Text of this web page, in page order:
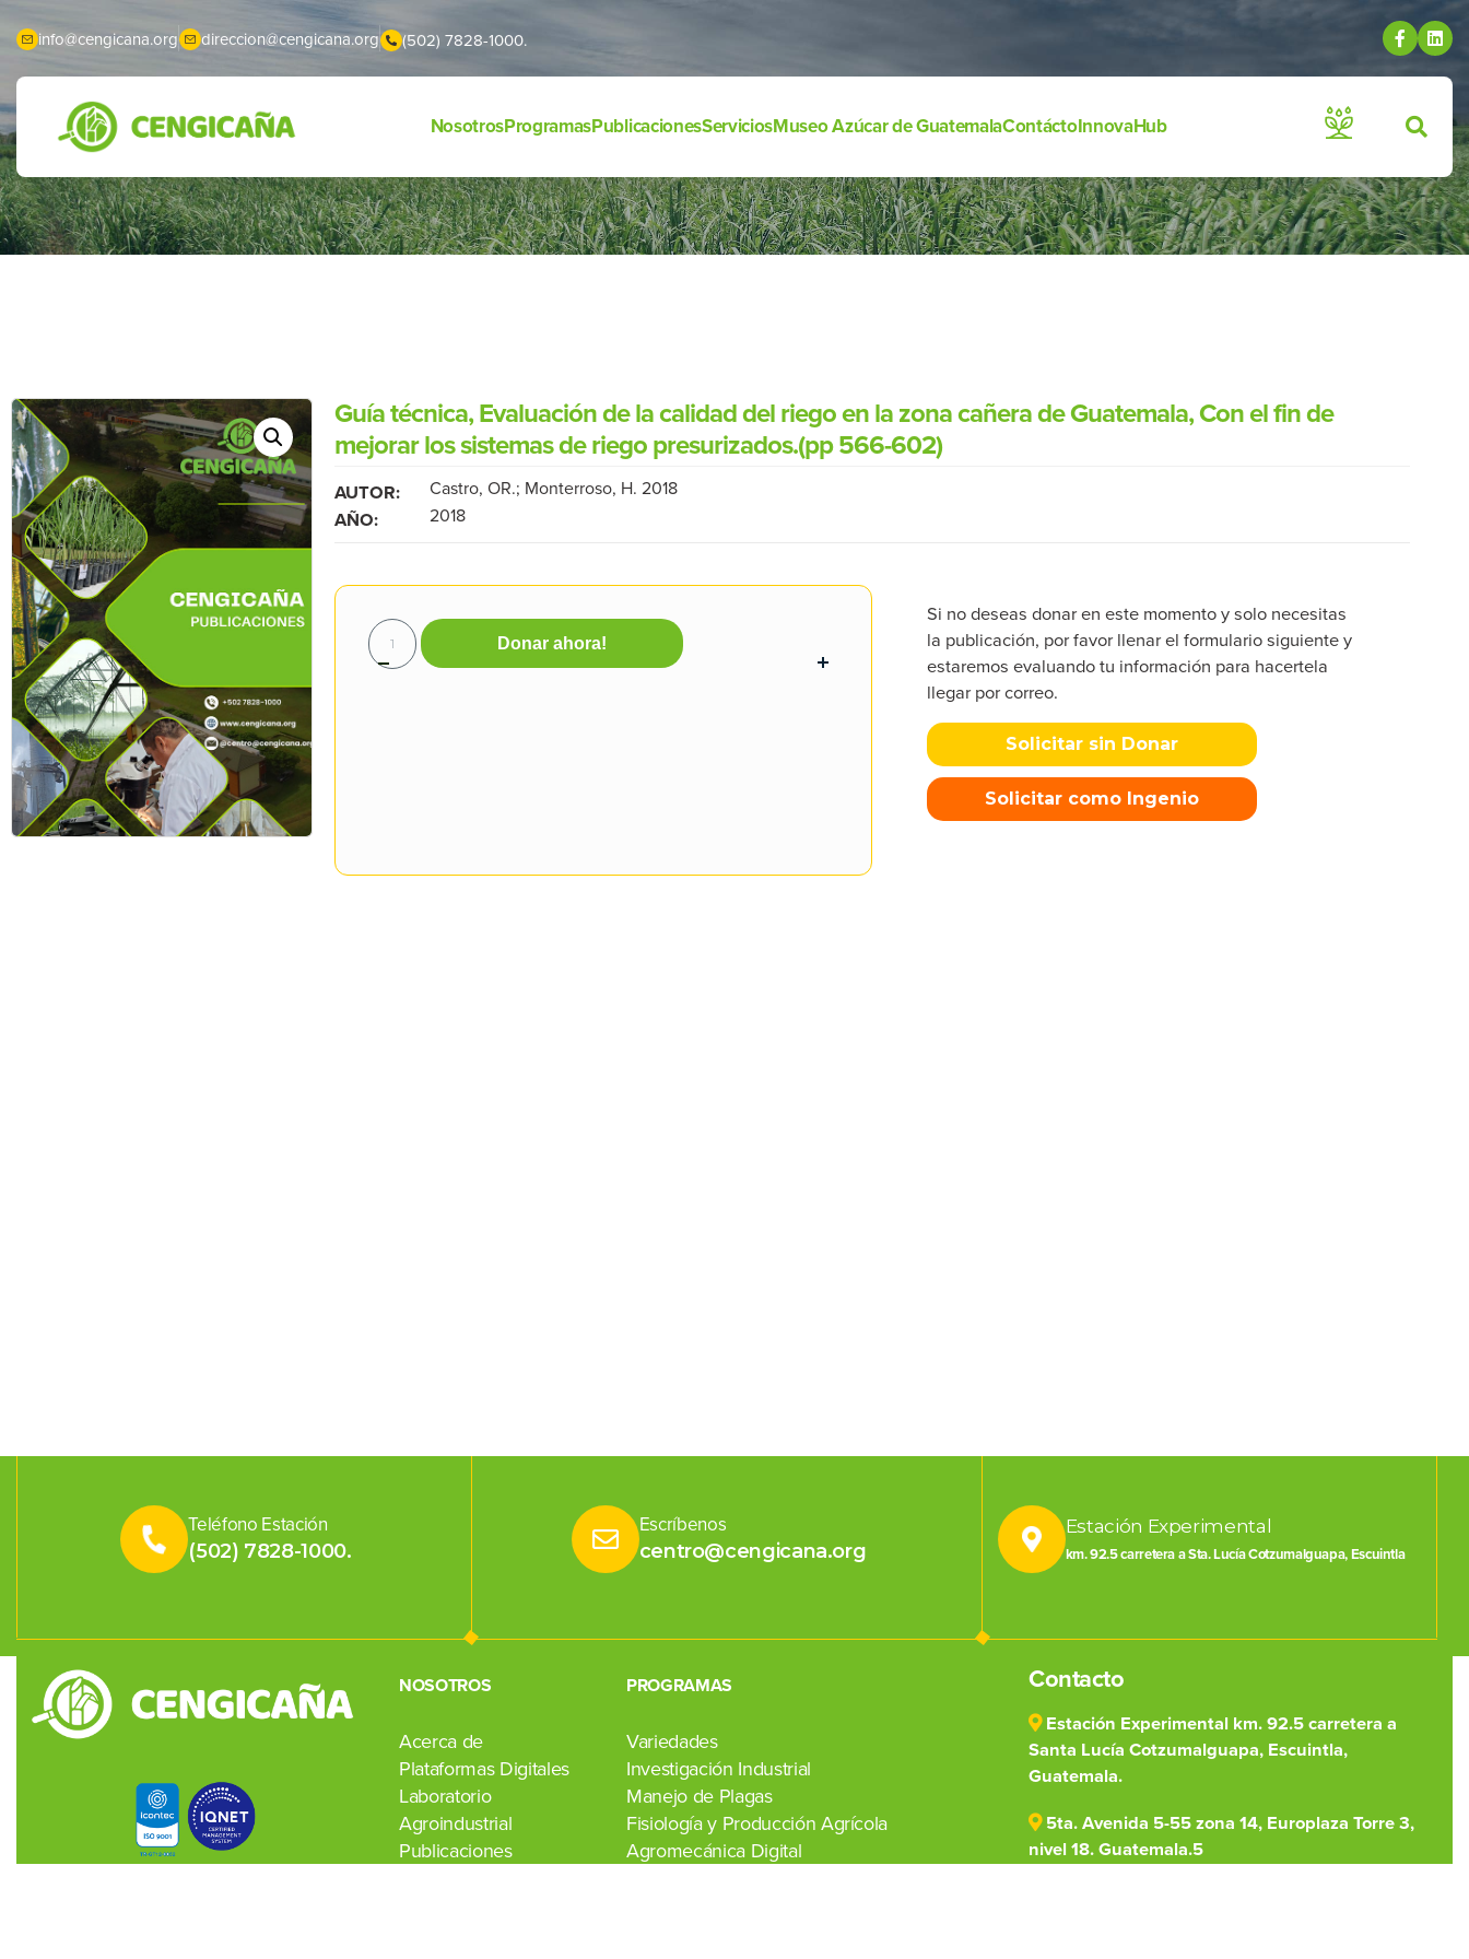
info@cengicana.org direccion@cengicana.org (502) 7828-1000.
NosotrosProgramasPublicacionesServiciosMuseo Azúcar de GuatemalaContáctoInnovaHub
Guía técnica, Evaluación de la calidad del riego en la zona cañera de Guatemala, Con el fin de
mejorar los sistemas de riego presurizados.(pp 566-602)
AUTOR: Castro, OR.; Monterroso, H. 2018
AÑO: 2018
Donar ahora!
Si no deseas donar en este momento y solo necesitas
la publicación, por favor llenar el formulario siguiente y
estaremos evaluando tu información para hacertela
llegar por correo.
Solicitar sin Donar
Solicitar como Ingenio
Teléfono Estación
(502) 7828-1000.
Escríbenos
centro@cengicana.org
Estación Experimental
km. 92.5 carretera a Sta. Lucía Cotzumalguapa, Escuintla
NOSOTROS
Acerca de
Plataformas Digitales
Laboratorio
Agroindustrial
Publicaciones
PROGRAMAS
Variedades
Investigación Industrial
Manejo de Plagas
Fisiología y Producción Agrícola
Agromecánica Digital
Contacto
Estación Experimental km. 92.5 carretera a
Santa Lucía Cotzumalguapa, Escuintla,
Guatemala.
5ta. Avenida 5-55 zona 14, Europlaza Torre 3,
nivel 18. Guatemala.5